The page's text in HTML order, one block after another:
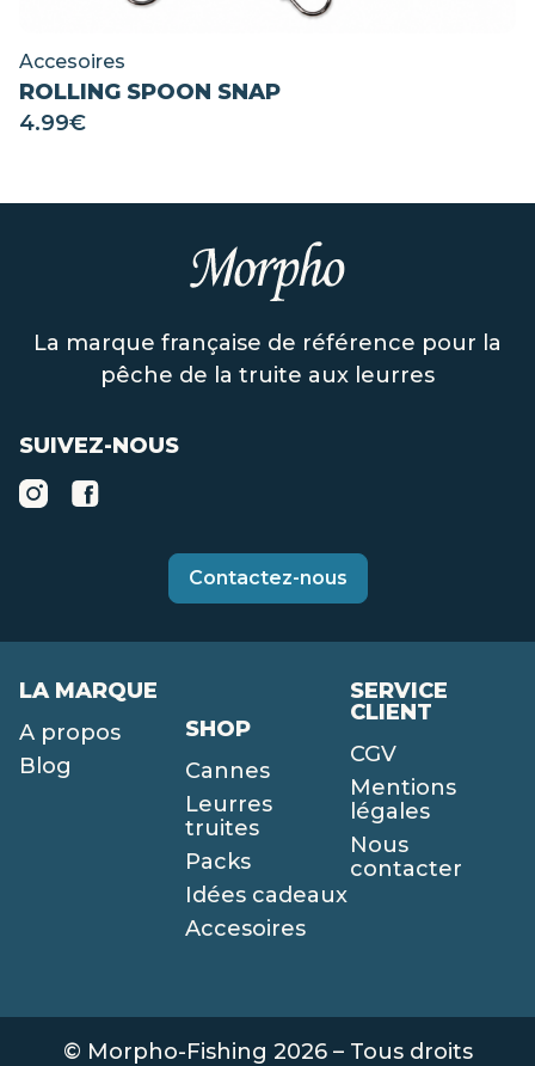
Accesoires
ROLLING SPOON SNAP
4.99€
La marque française de référence pour la
pêche de la truite aux leurres
SUIVEZ-NOUS
Contactez-nous
LA MARQUE
A propos
Blog
SHOP
Cannes
Leurres
truites
Packs
Idées cadeaux
Accesoires
SERVICE
CLIENT
CGV
Mentions
légales
Nous
contacter
© Morpho-Fishing 2026 – Tous droits